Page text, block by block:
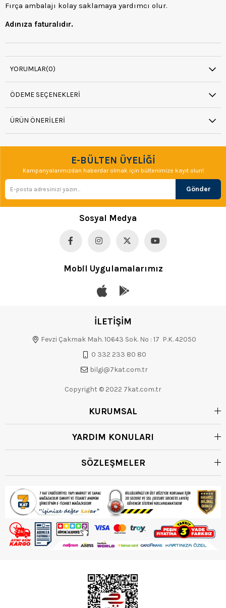
Fırça ambalajı kolay saklamaya yardımcı olur.
Adınıza faturalıdır.
YORUMLAR(0)
ÖDEME SEÇENEKLERI
ÜRÜN ÖNERILERI
E-BÜLTEN ÜYELİĞİ
Kampanyalarımızdan haberdar olmak için bültenimize kayıt olun!
Gönder
Sosyal Medya
Mobil Uygulamalarımız
İLETİŞİM
Fevzi Çakmak Mah. 10643 Sok. No : 17 P.K. 42050
0 332 233 80 80
bilgi@7kat.com.tr
Copyright © 2022 7kat.com.tr
KURUMSAL
YARDIM KONULARI
SÖZLEŞMELER